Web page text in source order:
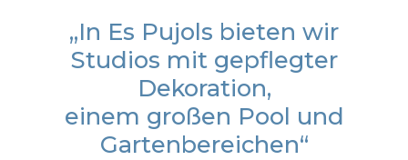
„In Es Pujols bieten wir
Studios mit gepflegter
Dekoration,
einem großen Pool und
Gartenbereichen“